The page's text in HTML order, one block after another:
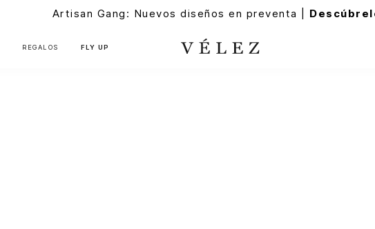
Artisan Gang: Nuevos diseños en preventa |
REGALOS FLY UP